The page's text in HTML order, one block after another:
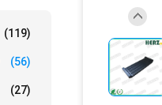
(119)
(56)
(27)